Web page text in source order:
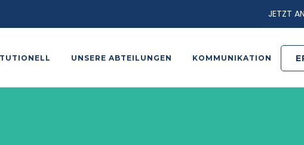
JETZT
UNSERE ABTEILUNGEN KOMMUNIKATION